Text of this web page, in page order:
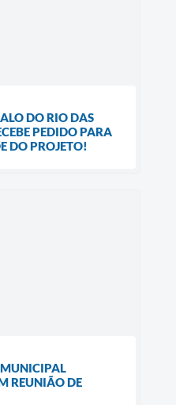
DO RIO DAS
PEDIDO PARA
DO PROJETO!
REUNIÃO DE